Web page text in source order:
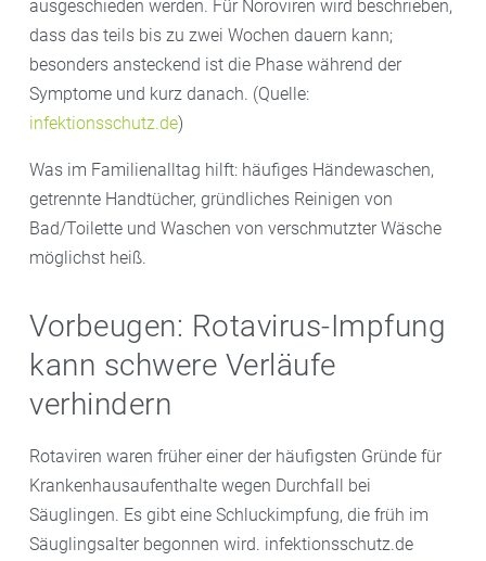
ausgeschieden werden. Für Noroviren wird beschrieben,
dass das teils bis zu zwei Wochen dauern kann;
besonders ansteckend ist die Phase während der
Symptome und kurz danach. (Quelle:
infektionsschutz.de)
Was im Familienalltag hilft: häufiges Händewaschen,
getrennte Handtücher, gründliches Reinigen von
Bad/Toilette und Waschen von verschmutzter Wäsche
möglichst heiß.
Vorbeugen: Rotavirus-Impfung
kann schwere Verläufe
verhindern
Rotaviren waren früher einer der häufigsten Gründe für
Krankenhausaufenthalte wegen Durchfall bei
Säuglingen. Es gibt eine Schluckimpfung, die früh im
Säuglingsalter begonnen wird. infektionsschutz.de